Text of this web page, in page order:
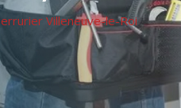
Villeneuve-le-Roi